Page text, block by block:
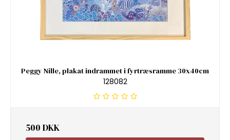
Peggy Nille, plakat indrammet i fyrtræsramme 30x40cm
128082
500 DKK